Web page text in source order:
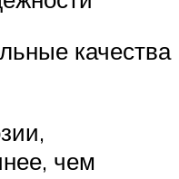
качества
чем